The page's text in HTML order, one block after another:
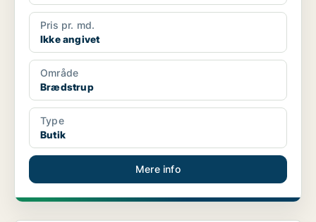
Pris pr. md.
Ikke angivet
Område
Brædstrup
Type
Butik
Mere info